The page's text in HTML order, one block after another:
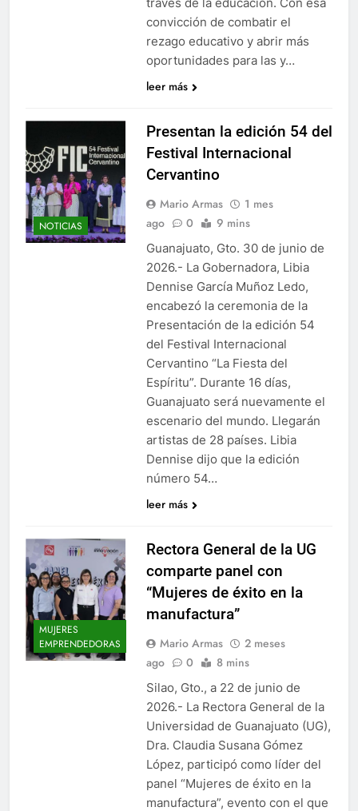
convicción de combatir el
rezago educativo y abrir más
oportunidades para las y…
leer más
NOTICIAS
Presentan la edición 54 del
Festival Internacional
Cervantino
Mario Armas
1 mes
ago
0 9 mins
Guanajuato, Gto. 30 de junio de
2026.- La Gobernadora, Libia
Dennise García Muñoz Ledo,
encabezó la ceremonia de la
Presentación de la edición 54
del Festival Internacional
Cervantino “La Fiesta del
Espíritu”. Durante 16 días,
Guanajuato será nuevamente el
escenario del mundo. Llegarán
artistas de 28 países. Libia
Dennise dijo que la edición
número 54…
leer más
MUJERES
EMPRENDEDORAS
Rectora General de la UG
comparte panel con
“Mujeres de éxito en la
manufactura”
Mario Armas
2 meses
ago
0 8 mins
Silao, Gto., a 22 de junio de
2026.- La Rectora General de la
Universidad de Guanajuato (UG),
Dra. Claudia Susana Gómez
López, participó como líder del
panel “Mujeres de éxito en la
manufactura”, evento con el que